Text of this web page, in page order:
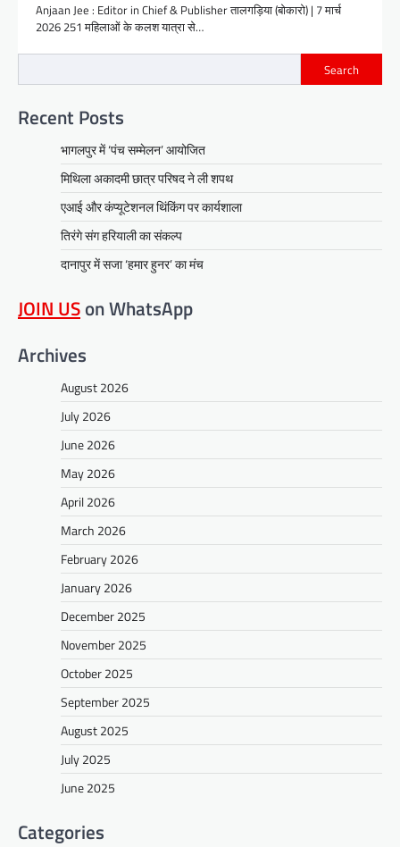
Anjaan Jee : Editor in Chief & Publisher तालगड़िया (बोकारो) | 7 मार्च
2026 251 महिलाओं के कलश यात्रा से…
Search
Recent Posts
भागलपुर में ‘पंच सम्मेलन’ आयोजित
मिथिला अकादमी छात्र परिषद ने ली शपथ
एआई और कंप्यूटेशनल थिंकिंग पर कार्यशाला
तिरंगे संग हरियाली का संकल्प
दानापुर में सजा ‘हमार हुनर’ का मंच
JOIN USon WhatsApp
Archives
August 2026
July 2026
June 2026
May 2026
April 2026
March 2026
February 2026
January 2026
December 2025
November 2025
October 2025
September 2025
August 2025
July 2025
June 2025
Categories